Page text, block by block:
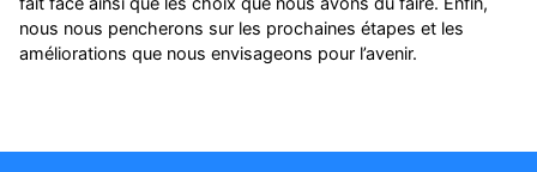
nous nous pencherons sur les prochaines étapes et les
améliorations que nous envisageons pour l’avenir.